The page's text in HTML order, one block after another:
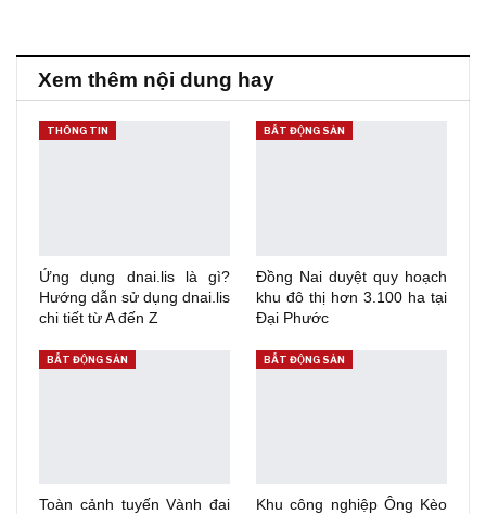
Xem thêm nội dung hay
THÔNG TIN
Ứng dụng dnai.lis là gì?
Hướng dẫn sử dụng dnai.lis
chi tiết từ A đến Z
BẤT ĐỘNG SẢN
Đồng Nai duyệt quy hoạch
khu đô thị hơn 3.100 ha tại
Đại Phước
BẤT ĐỘNG SẢN
Toàn cảnh tuyến Vành đai
BẤT ĐỘNG SẢN
Khu công nghiệp Ông Kèo